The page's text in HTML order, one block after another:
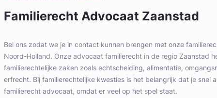
Familierecht Advocaat Zaanstad
Bel ons zodat we je in contact kunnen brengen met onze
Noord-Holland. Onze advocaat familierecht in de regio Zaanstad
familierechtelijke zaken zoals echtscheiding, alimentatie,
erfrecht. Bij familierechtelijke kwesties is het belangrijk dat je snel
familierecht advocaat, omdat er veel op het spel staat.